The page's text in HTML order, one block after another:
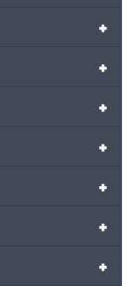
+
+
+
+
+
+
+